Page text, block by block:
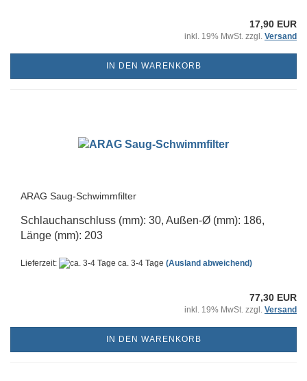
17,90 EUR
inkl. 19% MwSt. zzgl. Versand
IN DEN WARENKORB
ARAG Saug-Schwimmfilter
Schlauchanschluss (mm): 30, Außen-Ø (mm): 186,
Länge (mm): 203
Lieferzeit: ca. 3-4 Tage (Ausland abweichend)
77,30 EUR
inkl. 19% MwSt. zzgl. Versand
IN DEN WARENKORB